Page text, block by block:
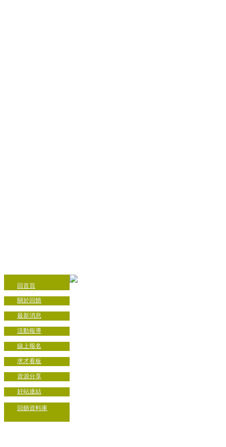
回首頁
關於回饋
最新消息
活動報導
線上報名
求才看板
資源分享
好站連結
回饋資料庫